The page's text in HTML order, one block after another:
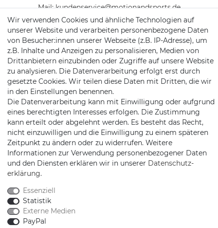
Mail:kundenservice@motionandsports.de
Jochim-Klindt-Str. 5
22926 Ahrensburg
Schnellversand auf Facebook
Schnellversand auf Twitter
Schnellversand auf YouTube
Schnellversand auf
Schnellversand
2026 Schnellversand
Wir verwenden Cookies und ähnliche Technologien auf
unserer Website und verarbeiten personenbezogene Daten
von Besucher:innen unserer Webseite (z.B. IP-Adresse), um
z.B. Inhalte und Anzeigen zu personalisieren, Medien von
Drittanbietern einzubinden oder Zugriffe auf unsere Website
zu analysieren. Die Datenverarbeitung erfolgt erst durch
gesetzte Cookies. Wir teilen diese Daten mit Dritten, die wir
in den Einstellungen benennen.
Die Datenverarbeitung kann mit Einwilligung oder aufgrund
eines berechtigten Interesses erfolgen. Die Zustimmung
kann erteilt oder abgelehnt werden. Es besteht das Recht,
nicht einzuwilligen und die Einwilligung zu einem späteren
Zeitpunkt zu ändern oder zu widerrufen. Weitere
Informationen zur Verwendung personenbezogener Daten
und den Diensten erklären wir in unserer Daten­schutz­
erklärung.
Essenziell
Statistik
Externe Medien
PayPal